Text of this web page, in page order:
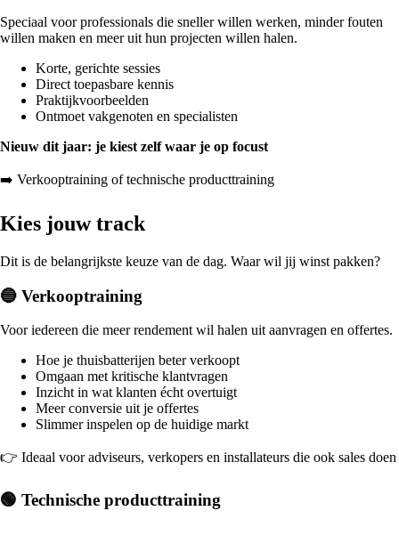
Speciaal voor professionals die sneller willen werken, minder fouten
willen maken en meer uit hun projecten willen halen.
Korte, gerichte sessies
Direct toepasbare kennis
Praktijkvoorbeelden
Ontmoet vakgenoten en specialisten
Nieuw dit jaar: je kiest zelf waar je op focust
➡️ Verkooptraining of technische producttraining
Kies jouw track
Dit is de belangrijkste keuze van de dag. Waar wil jij winst pakken?
🔵 Verkooptraining
Voor iedereen die meer rendement wil halen uit aanvragen en offertes.
Hoe je thuisbatterijen beter verkoopt
Omgaan met kritische klantvragen
Inzicht in wat klanten écht overtuigt
Meer conversie uit je offertes
Slimmer inspelen op de huidige markt
👉 Ideaal voor adviseurs, verkopers en installateurs die ook sales doen
🟢 Technische producttraining